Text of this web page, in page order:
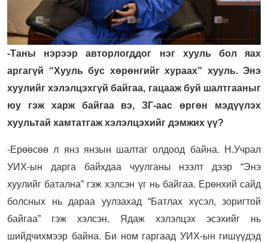
-Таны нэрээр авторлогддог нэг хууль бол яах
аргагүй “Хууль бус хөрөнгийг хураах” хууль. Энэ
хуулийг хэлэлцэхгүй байгаа, гацааж буй шалтгааныг
юу гэж харж байгаа вэ, ЗГ-аас өргөн мэдүүлэх
хуультай хамтатгаж хэлэлцэхийг дэмжих үү?
-Ерөөсөө л янз янзын шалтаг олдоод байна. Н.Учрал
УИХ-ын дарга байхдаа чуулганы нээлт дээр “Энэ
хуулийг батална” гэж хэлсэн үг нь байгаа. Ерөнхий сайд
болсных нь дараа уулзахад “Батлах хүсэл, зоригтой
байгаа” гэж хэлсэн. Ядаж хэлэлцэх эсэхийг нь
шийдчихмээр байна. Би ном гаргаад УИХ-ын гишүүдэд